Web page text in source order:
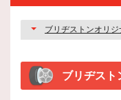
ブリヂスト